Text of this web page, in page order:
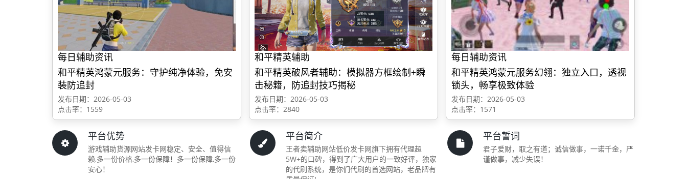
每日辅助资讯
和平精英鸿蒙元服务：守护纯净体验，免安
装防追封
发布日期：2026-05-03
点击率：1559
和平精英辅助
和平精英破风者辅助：模拟器方框绘制+瞬
击秘籍，防追封技巧揭秘
发布日期：2026-05-03
点击率：2840
每日辅助资讯
和平精英鸿蒙元服务幻翎：独立入口，透视
锁头，畅享极致体验
发布日期：2026-05-03
点击率：1571
平台优势
游戏辅助货源网站发卡网稳定、安全、值得信
赖,多一份价格,多一份保障！多一份保障,多一份
安心！
平台简介
王者卖辅助网站低价发卡网旗下拥有代理超
5W+的口碑，得到了广大用户的一致好评，独家
的代刷系统，是你们代刷的首选网站，老品牌有
平台誓词
君子爱财，取之有道；诚信做事，一诺千金，严
谨做事，减少失误！